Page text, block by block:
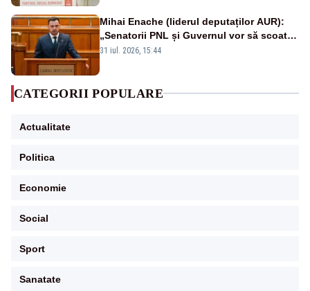
Mihai Enache (liderul deputaților AUR):
„Senatorii PNL și Guvernul vor să scoată
la vânzare bunuri publice pentru a stinge
31 iul. 2026, 15:44
CATEGORII POPULARE
Actualitate
Politica
Economie
Social
Sport
Sanatate